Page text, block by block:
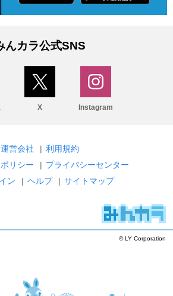
んカラ公式SNS
X Instagram
運営会社 | 利用規約
リシー
| プライバシーセンター
ン
| ヘルプ | サイトマップ
© LY Corporation